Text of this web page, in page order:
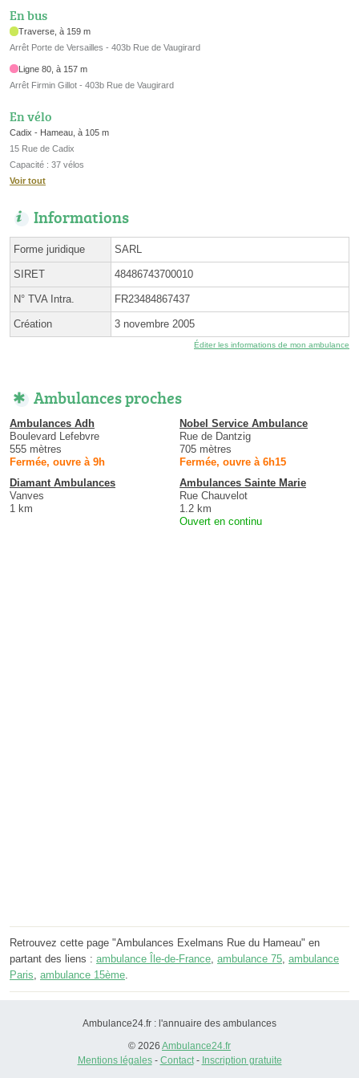
En bus
Traverse, à 159 m
Arrêt Porte de Versailles - 403b Rue de Vaugirard
Ligne 80, à 157 m
Arrêt Firmin Gillot - 403b Rue de Vaugirard
En vélo
Cadix - Hameau, à 105 m
15 Rue de Cadix
Capacité : 37 vélos
Voir tout
Informations
Forme juridique SARL
SIRET 48486743700010
N° TVA Intra. FR23484867437
Création 3 novembre 2005
Éditer les informations de mon ambulance
Ambulances proches
Ambulances Adh
Boulevard Lefebvre
555 mètres
Fermée, ouvre à 9h
Nobel Service Ambulance
Rue de Dantzig
705 mètres
Fermée, ouvre à 6h15
Diamant Ambulances
Vanves
1 km
Ambulances Sainte Marie
Rue Chauvelot
1.2 km
Ouvert en continu
Retrouvez cette page "Ambulances Exelmans Rue du Hameau" en
partant des liens : ambulance Île-de-France, ambulance 75, ambulance
Paris, ambulance 15ème.
Ambulance24.fr : l'annuaire des ambulances
© 2026 Ambulance24.fr
Mentions légales- Contact- Inscription gratuite